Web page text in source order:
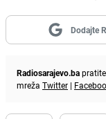
Dodajte
Radiosarajevo.ba
mreža Twitter |